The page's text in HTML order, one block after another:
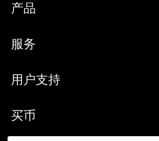
产品
服务
用户支持
买币